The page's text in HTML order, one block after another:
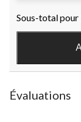
Sous-total pour
Évaluations